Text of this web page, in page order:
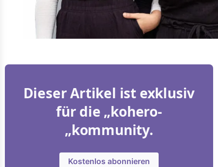
Dieser Artikel ist exklusiv
für die „kohero-
„kommunity.
Kostenlos abonnieren